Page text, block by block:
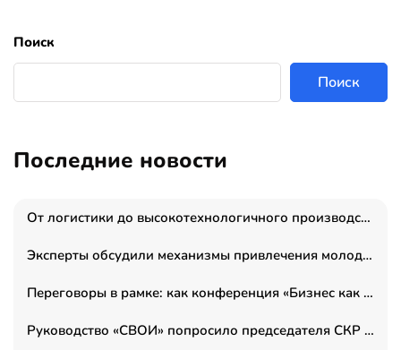
Поиск
Поиск
Последние новости
От логистики до высокотехнологичного производства: как основатель “гагаринга” выстраивает экосистему безопасности и гражданских БПЛА
Эксперты обсудили механизмы привлечения молодых специалистов в промышленные города
Переговоры в рамке: как конференция «Бизнес как искусство» переформатирует деловой этикет в стенах ТПП РФ
Руководство «СВОИ» попросило председателя СКР дать правовую оценку обысков в тыловом штабе